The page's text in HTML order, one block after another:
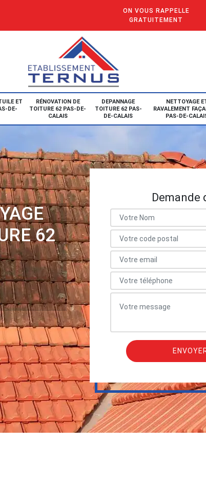
ON VOUS RAPPELLE
GRATUITEMENT
ET
DE-
RÉNOVATION DE
TOITURE 62 PAS-DE-
CALAIS
DEPANNAGE
TOITURE 62 PAS-
DE-CALAIS
NETTOYAGE
RAVALEMENT
PAS-DE-
62
Demande